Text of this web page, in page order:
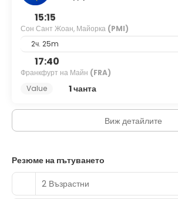
15:15
Сон Сант Жоан, Майорка (PMI)
2ч. 25m
17:40
Франкфурт на Майн (FRA)
Value
1 чанта
Виж детайлите
Резюме на пътуването
2 Възрастни